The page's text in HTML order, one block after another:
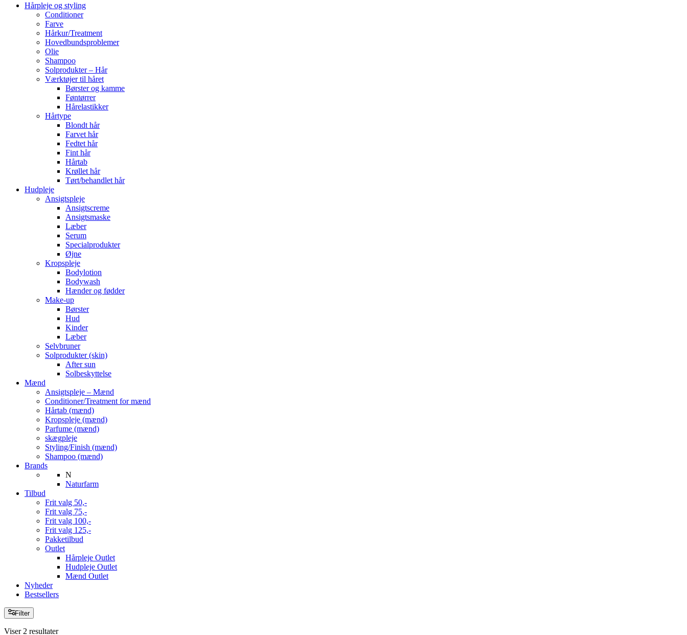
Hårpleje og styling
Conditioner
Farve
Hårkur/Treatment
Hovedbundsproblemer
Olie
Shampoo
Solprodukter – Hår
Værktøjer til håret
Børster og kamme
Føntørrer
Hårelastikker
Hårtype
Blondt hår
Farvet hår
Fedtet hår
Fint hår
Hårtab
Krøllet hår
Tørt/behandlet hår
Hudpleje
Ansigtspleje
Ansigtscreme
Ansigtsmaske
Læber
Serum
Specialprodukter
Øjne
Kropspleje
Bodylotion
Bodywash
Hænder og fødder
Make-up
Børster
Hud
Kinder
Læber
Selvbruner
Solprodukter (skin)
After sun
Solbeskyttelse
Mænd
Ansigtspleje – Mænd
Conditioner/Treatment for mænd
Hårtab (mænd)
Kropspleje (mænd)
Parfume (mænd)
skægpleje
Styling/Finish (mænd)
Shampoo (mænd)
Brands
N
Naturfarm
Tilbud
Frit valg 50,-
Frit valg 75,-
Frit valg 100,-
Frit valg 125,-
Pakketilbud
Outlet
Hårpleje Outlet
Hudpleje Outlet
Mænd Outlet
Nyheder
Bestsellers
Filter
Viser 2 resultater